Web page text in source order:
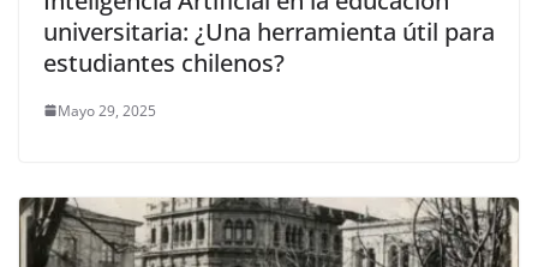
universitaria: ¿Una herramienta útil para
estudiantes chilenos?
Mayo 29, 2025